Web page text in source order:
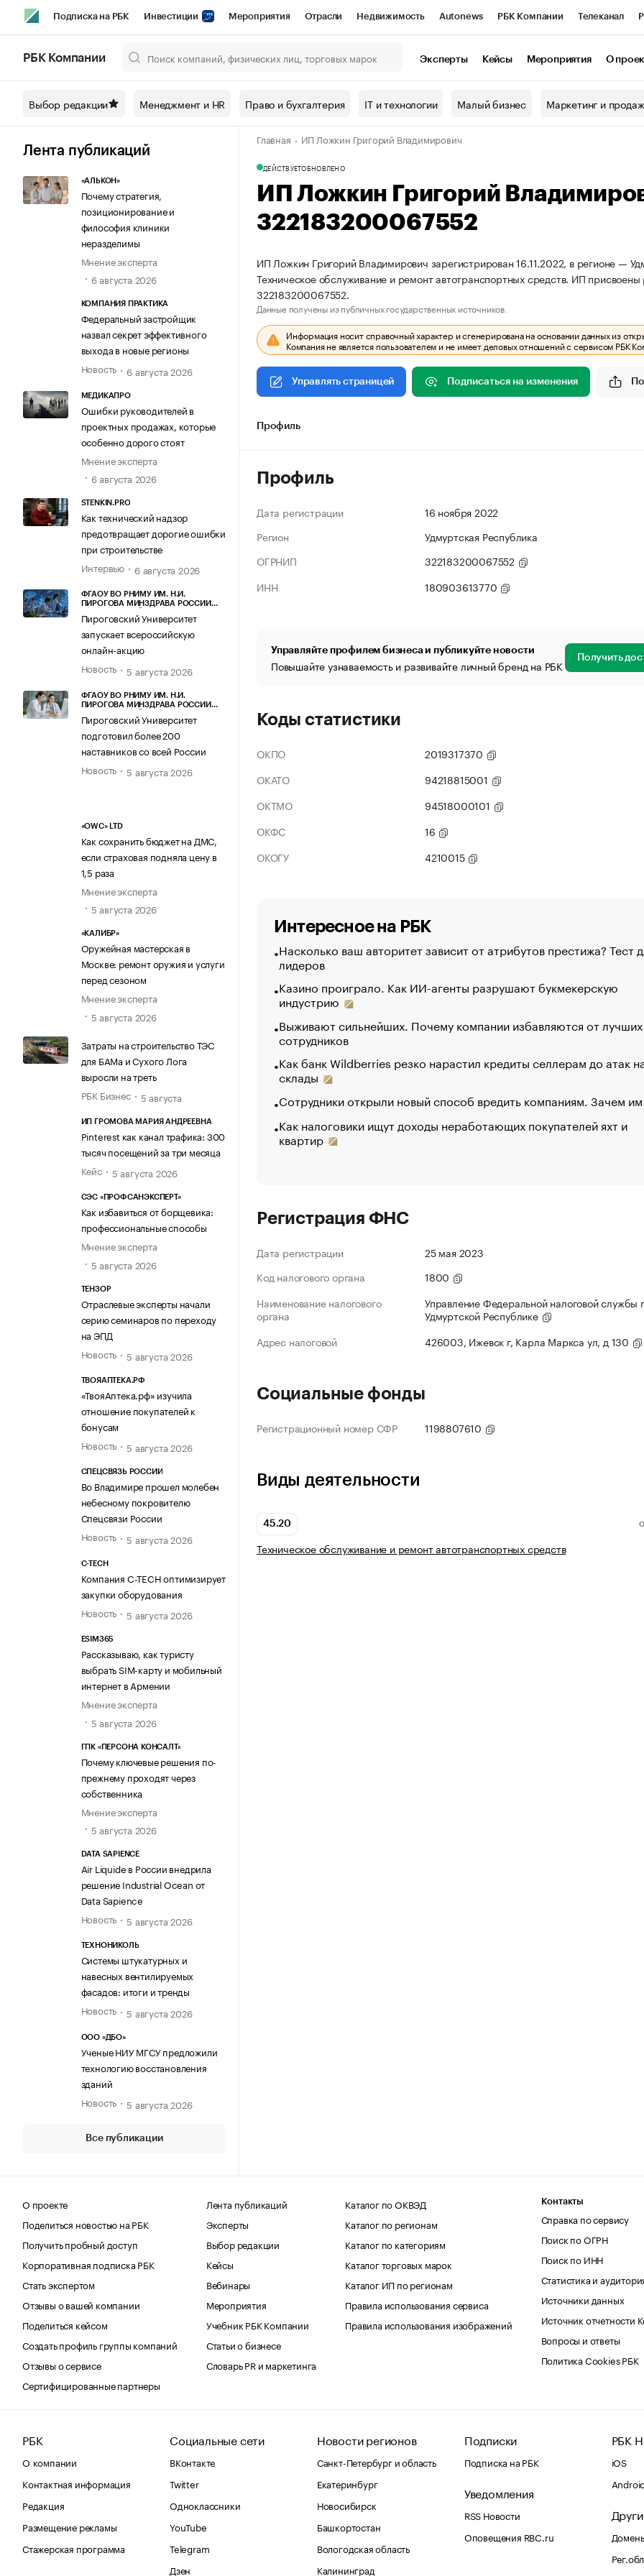
Подписка на РБК Инвестиции Мероприятия Отрасли Недвижимость Autonews РБК Компании Телеканал
Спецпроекты СПб Конференции СПб Спецпроекты Проверка контрагентов
Технологии и медиа Рынок наличной валюты
РБК Компании Эксперты Кейсы Мероприятия О
Выбор редакции Менеджмент и HR Право и бухгалтерия IT и технологии Малый бизнес Маркетинг и
Лента публикаций
«АЛЬКОН»
Почему стратегия,
позиционирование и
философия клиники
неразделимы
Мнение эксперта
6 августа 2026
КОМПАНИЯ ПРАКТИКА
Федеральный застройщик
назвал секрет эффективного
выхода в новые регионы
Новость
6 августа 2026
МЕДИКАПРО
Ошибки руководителей в
проектных продажах, которые
особенно дорого стоят
Мнение эксперта
6 августа 2026
STENKIN.PRO
Как технический надзор
предотвращает дорогие ошибки
при строительстве
Интервью
6 августа 2026
ФГАОУ ВО РНИМУ ИМ. Н.И.
ПИРОГОВА МИНЗДРАВА РОССИИ
Пироговский Университет
запускает всероссийскую
онлайн-акцию
Новость
5 августа 2026
ФГАОУ ВО РНИМУ ИМ. Н.И.
ПИРОГОВА МИНЗДРАВА РОССИИ
Пироговский Университет
подготовил более 200
наставников со всей России
Новость
5 августа 2026
«OWC» LTD
Как сохранить бюджет на ДМС,
если страховая подняла цену в
1,5 раза
Мнение эксперта
5 августа 2026
«КАЛИБР»
Оружейная мастерская в
Москве: ремонт оружия и услуги
перед сезоном
Мнение эксперта
5 августа 2026
Затраты на строительство ТЭС
для БАМа и Сухого Лога
выросли на треть
РБК Бизнес
5 августа
ИП ГРОМОВА МАРИЯ АНДРЕЕВНА
Pinterest как канал трафика: 300
тысяч посещений за три месяца
Кейс
5 августа 2026
СЭС «ПРОФСАНЭКСПЕРТ»
Как избавиться от борщевика:
профессиональные способы
Мнение эксперта
5 августа 2026
ТЕНЗОР
Отраслевые эксперты начали
серию семинаров по переходу
на ЭПД
Новость
5 августа 2026
ТВОЯАПТЕКА.РФ
«ТвояАптека.рф» изучила
отношение покупателей к
бонусам
Новость
5 августа 2026
СПЕЦСВЯЗЬ РОССИИ
Во Владимире прошел молебен
небесному покровителю
Спецсвязи России
Новость
5 августа 2026
C-TECH
Компания C-TECH оптимизирует
закупки оборудования
Новость
5 августа 2026
ESIM365
Рассказываю, как туристу
выбрать SIM-карту и мобильный
интернет в Армении
Мнение эксперта
5 августа 2026
ГПК «ПЕРСОНА КОНСАЛТ»
Почему ключевые решения по-
прежнему проходят через
собственника
Мнение эксперта
5 августа 2026
DATA SAPIENCE
Air Liquide в России внедрила
решение Industrial Ocean от
Data Sapience
Новость
5 августа 2026
ТЕХНОНИКОЛЬ
Системы штукатурных и
навесных вентилируемых
фасадов: итоги и тренды
Новость
5 августа 2026
ООО «ДБО»
Ученые НИУ МГСУ предложили
технологию восстановления
зданий
Новость
5 августа 2026
Все публикации
Главная ИП Ложкин Григорий Владимирович
ДЕЙСТВУЕТОБНОВЛЕНО
ИП Ложкин Григорий
322183200067552
ИП Ложкин Григорий Владимирович зарегистрирован 16.11.2022, в регионе —
Техническое обслуживание и ремонт автотранспортных средств. ИП
322183200067552.
Данные получены из публичных государственных источников.
Информация носит справочный характер и сгенерирована на основании данных из
Компания не является пользователем и не имеет деловых отношений с сервисом РБК
Управлять страницей Подписаться на изменения
Профиль
Профиль
Дата регистрации
16 ноября 2022
Регион
Удмуртская Республика
ОГРНИП
322183200067552
ИНН
180903613770
Управляйте профилем бизнеса и публикуйте новости
Повышайте узнаваемость и развивайте личный бренд на РБК Получить
Коды статистики
ОКПО
2019317370
ОКАТО
94218815001
ОКТМО
94518000101
ОКФС
16
ОКОГУ
4210015
Интересное на РБК
Насколько ваш авторитет зависит от атрибутов престижа? Тест
лидеров
Казино проиграло. Как ИИ-агенты разрушают букмекерскую
индустрию
Выживают сильнейших. Почему компании избавляются от лучших
сотрудников
Как банк Wildberries резко нарастил кредиты селлерам до атак
склады
Сотрудники открыли новый способ вредить компаниям. Зачем
Как налоговики ищут доходы неработающих покупателей яхт и
квартир
Регистрация ФНС
Дата регистрации
25 мая 2023
Код налогового органа
1800
Наименование налогового
органа
Управление Федеральной налоговой службы
Удмуртской Республике
Адрес налоговой
426003, Ижевск г, Карла Маркса ул, д 130
Социальные фонды
Регистрационный номер СФР 1198807610
Виды деятельности
45.20
Техническое обслуживание и ремонт автотранспортных средств
О проекте
Поделиться новостью на РБК
Получить пробный доступ
Корпоративная подписка РБК
Стать экспертом
Отзывы о вашей компании
Поделиться кейсом
Создать профиль группы компаний
Отзывы о сервисе
Сертифицированные партнеры
Лента публикаций
Эксперты
Выбор редакции
Кейсы
Вебинары
Мероприятия
Учебник РБК Компании
Статьи о бизнесе
Словарь PR и маркетинга
Каталог по ОКВЭД
Каталог по регионам
Каталог по категориям
Каталог торговых марок
Каталог ИП по регионам
Правила использования сервиса
Правила использования изображений
Контакты
Справка по сервису
Поиск по ОГРН
Поиск по ИНН
Статистика и
Источники данных
Источник отчетности
Вопросы и ответы
Политика Cookies РБК
РБК
О компании
Контактная информация
Редакция
Размещение рекламы
Стажерская программа
Социальные сети
ВКонтакте
Twitter
Одноклассники
YouTube
Telegram
Дзен
Новости регионов
Санкт-Петербург и область
Екатеринбург
Новосибирск
Башкортостан
Вологодская область
Калининград
Подписки
Подписка на РБК
Уведомления
RSS Новости
Оповещения RBC.ru
РБК
iOS